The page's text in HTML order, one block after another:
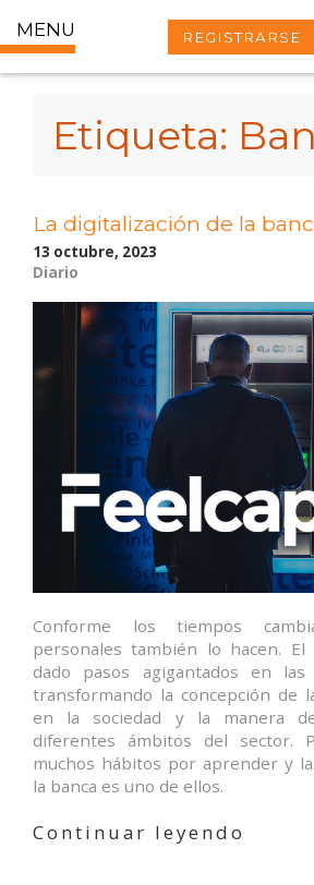
MENU REGISTRARSE
Etiqueta:
La digitalización de la
13 octubre, 2023
Diario
Conforme los tiempos
personales también lo hacen.
dado pasos agigantados en las
transformando la concepción de
en la sociedad y la manera
diferentes ámbitos del sector.
muchos hábitos por aprender y la
la banca es uno de ellos.
Continuar leyendo